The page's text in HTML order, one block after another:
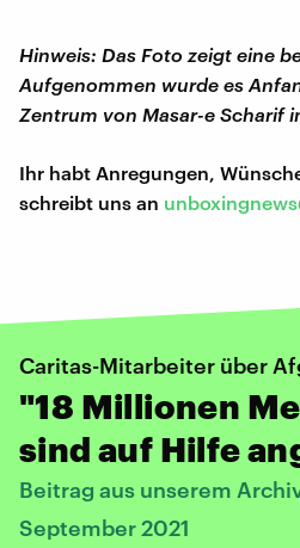
Hinweis: Das Foto zeigt eine
Aufgenommen wurde es
Zentrum von Masar-e Scharif
Ihr habt Anregungen,
schreibt uns an
Caritas-Mitarbeiter über
"18 Millionen
sind auf Hilfe
Beitrag aus unserem
September 2021